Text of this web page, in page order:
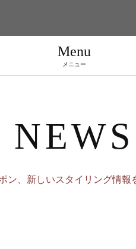
Menu
メニュー
NEWS
ン、新しいスタイリング情報